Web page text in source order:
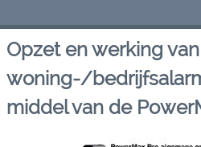
Opzet en werking van
woning-/
middel van de